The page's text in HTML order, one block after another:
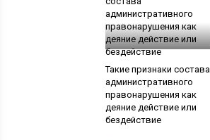
Такие признаки состава
административного
правонарушения как
деяние действие или
бездействие